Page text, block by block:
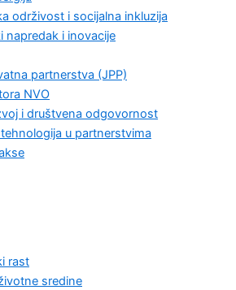
održivost i socijalna inkluzija
napredak i inovacije
partnerstva (JPP)
NVO
i društvena odgovornost
u partnerstvima
rast
sredine